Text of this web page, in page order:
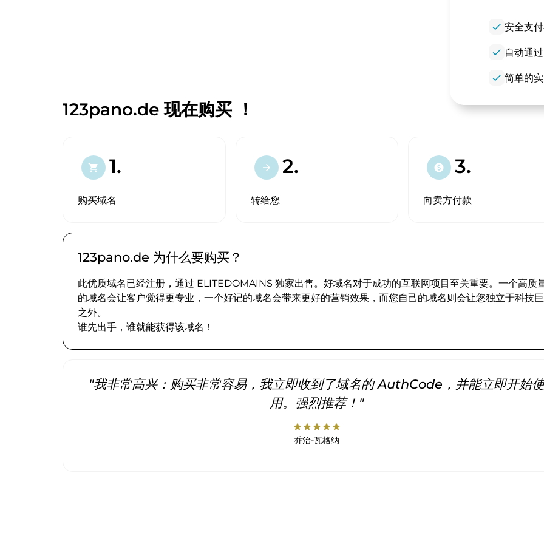
check 安全支
check 自动通
check 简单的
123pano.de 现在购买 ！
shopping_cart 1.
购买域名
arrow_forward 2.
转给您
paid 3.
向卖方付款
123pano.de 为什么要购买？
此优质域名已经注册，通过 ELITEDOMAINS 独家出售。好域名对于成功的互联网项目至关重要。一个高质
的域名会让客户觉得更专业，一个好记的域名会带来更好的营销效果，而您自己的域名则会让您独立于科技
之外。
谁先出手，谁就能获得该域名！
"我非常高兴：购买非常容易，我立即收到了域名的 AuthCode，并能立即开始
用。强烈推荐！"
starstarstarstarstar
乔治-瓦格纳